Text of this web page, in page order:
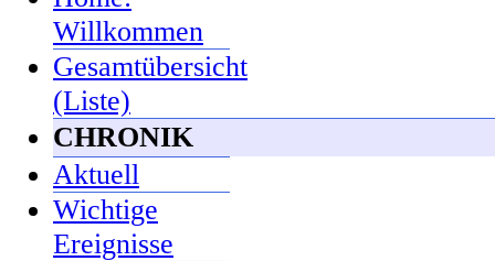
Willkommen
Gesamtübersicht
(Liste)
CHRONIK
Aktuell
Wichtige
Ereignisse